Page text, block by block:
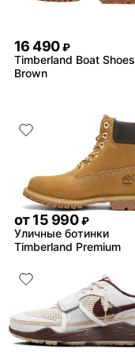
16 490 ₽
Timberland Boat Shoes
Brown
от15 990 ₽
Уличные ботинки
Timberland Premium